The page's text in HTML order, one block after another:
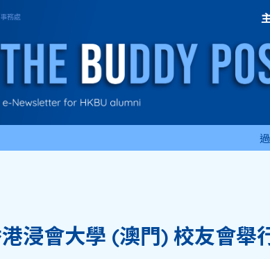
浸會大學 (澳門) 校友會舉